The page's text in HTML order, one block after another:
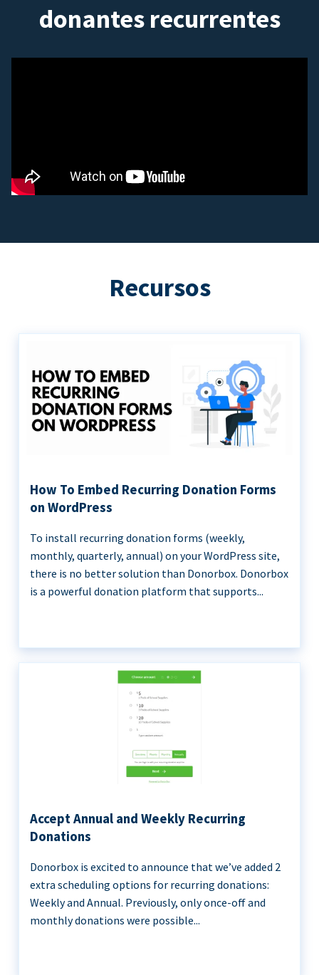
donantes recurrentes
Recursos
How To Embed Recurring Donation Forms
on WordPress
To install recurring donation forms (weekly,
monthly, quarterly, annual) on your WordPress site,
there is no better solution than Donorbox. Donorbox
is a powerful donation platform that supports...
Accept Annual and Weekly Recurring
Donations
Donorbox is excited to announce that we’ve added 2
extra scheduling options for recurring donations:
Weekly and Annual. Previously, only once-off and
monthly donations were possible...